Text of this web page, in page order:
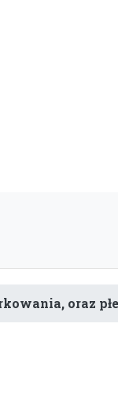
oraz